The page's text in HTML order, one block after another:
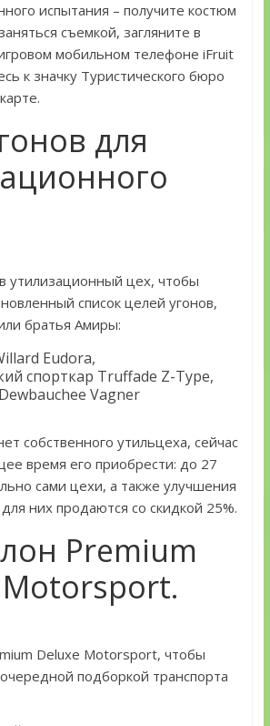
испытания – получите костюм
съемкой, загляните в
мобильном телефоне iFruit
к значку Туристического бюро
для
утилизационный цех, чтобы
список целей угонов,
братья Амиры:
Eudora,
спорткар Truffade Z-Type,
Vagner
собственного утильцеха, сейчас
время его приобрести: до 27
сами цехи, а также улучшения
них продаются со скидкой 25%.
Premium
Deluxe Motorsport, чтобы
подборкой транспорта